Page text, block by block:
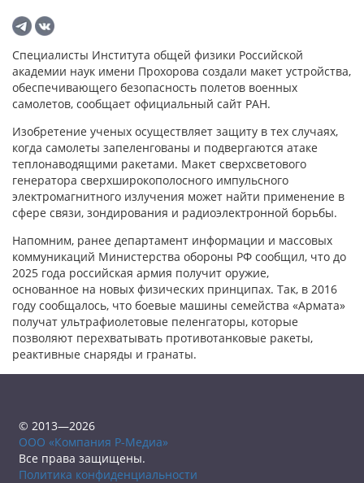
Специалисты Института общей физики Российской
академии наук имени Прохорова создали макет устройства,
обеспечивающего безопасность полетов военных
самолетов, сообщает официальный сайт РАН.
Изобретение ученых осуществляет защиту в тех случаях,
когда самолеты запеленгованы и подвергаются атаке
теплонаводящими ракетами. Макет сверхсветового
генератора сверхширокополосного импульсного
электромагнитного излучения может найти применение в
сфере связи, зондирования и радиоэлектронной борьбы.
Напомним, ранее департамент информации и массовых
коммуникаций Министерства обороны РФ сообщил, что до
2025 года российская армия получит оружие,
основанное на новых физических принципах. Так, в 2016
году сообщалось, что боевые машины семейства «Армата»
получат ультрафиолетовые пеленгаторы, которые
позволяют перехватывать противотанковые ракеты,
реактивные снаряды и гранаты.
© 2013—2026
ООО «Компания Р-Медиа»
Все права защищены.
Политика конфиденциальности